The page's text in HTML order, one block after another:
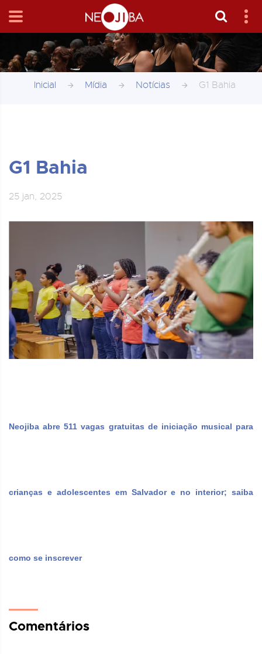
Inicial Mídia Notícias G1 Bahia
G1 Bahia
25 jan, 2025
Neojiba abre 511 vagas gratuitas de iniciação musical para
crianças e adolescentes em Salvador e no interior; saiba
como se inscrever
Comentários